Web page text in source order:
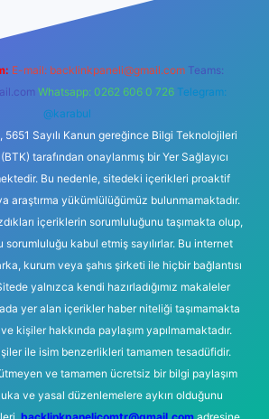
E-mail: backlinkpaneli@gmail.com Teams:
Whatsapp: 0262 606 0 726 Telegram:
@karabul
5651 Sayılı Kanun gereğince Bilgi Teknolojileri
tarafından onaylanmış bir Yer Sağlayıcı
Bu nedenle, sitedeki içerikleri proaktif
araştırma yükümlülüğümüz bulunmamaktadır.
içeriklerin sorumluluğunu taşımakta olup,
kabul etmiş sayılırlar. Bu internet
kurum veya şahıs şirketi ile hiçbir bağlantısı
yalnızca kendi hazırladığımız makaleler
yer alan içerikler haber niteliği taşımamakta
kişiler hakkında paylaşım yapılmamaktadır.
ile isim benzerlikleri tamamen tesadüfidir.
ve tamamen ücretsiz bir bilgi paylaşım
ve yasal düzenlemelere aykırı olduğunu